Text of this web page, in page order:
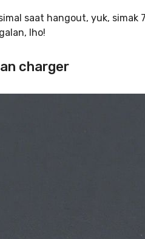
saat hangout, yuk, simak
lho!
charger